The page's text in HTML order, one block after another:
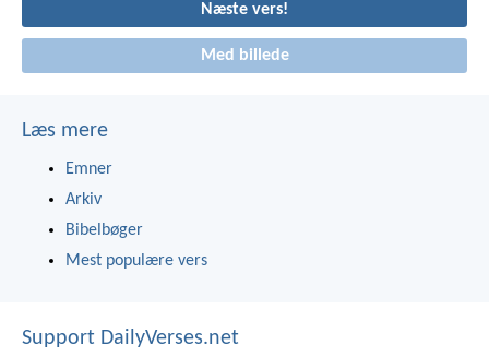
Næste vers!
Med billede
Læs mere
Emner
Arkiv
Bibelbøger
Mest populære vers
Support DailyVerses.net